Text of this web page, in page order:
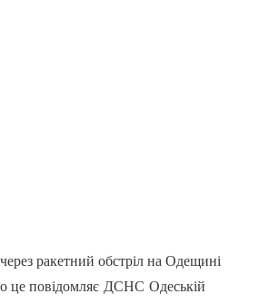
ракетний обстріл на Одещині
це повідомляє ДСНС Одеській